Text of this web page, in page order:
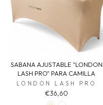
SABANA AJUSTABLE "LONDON
LASH PRO" PARA CAMILLA
LONDON LASH PRO
€36,60